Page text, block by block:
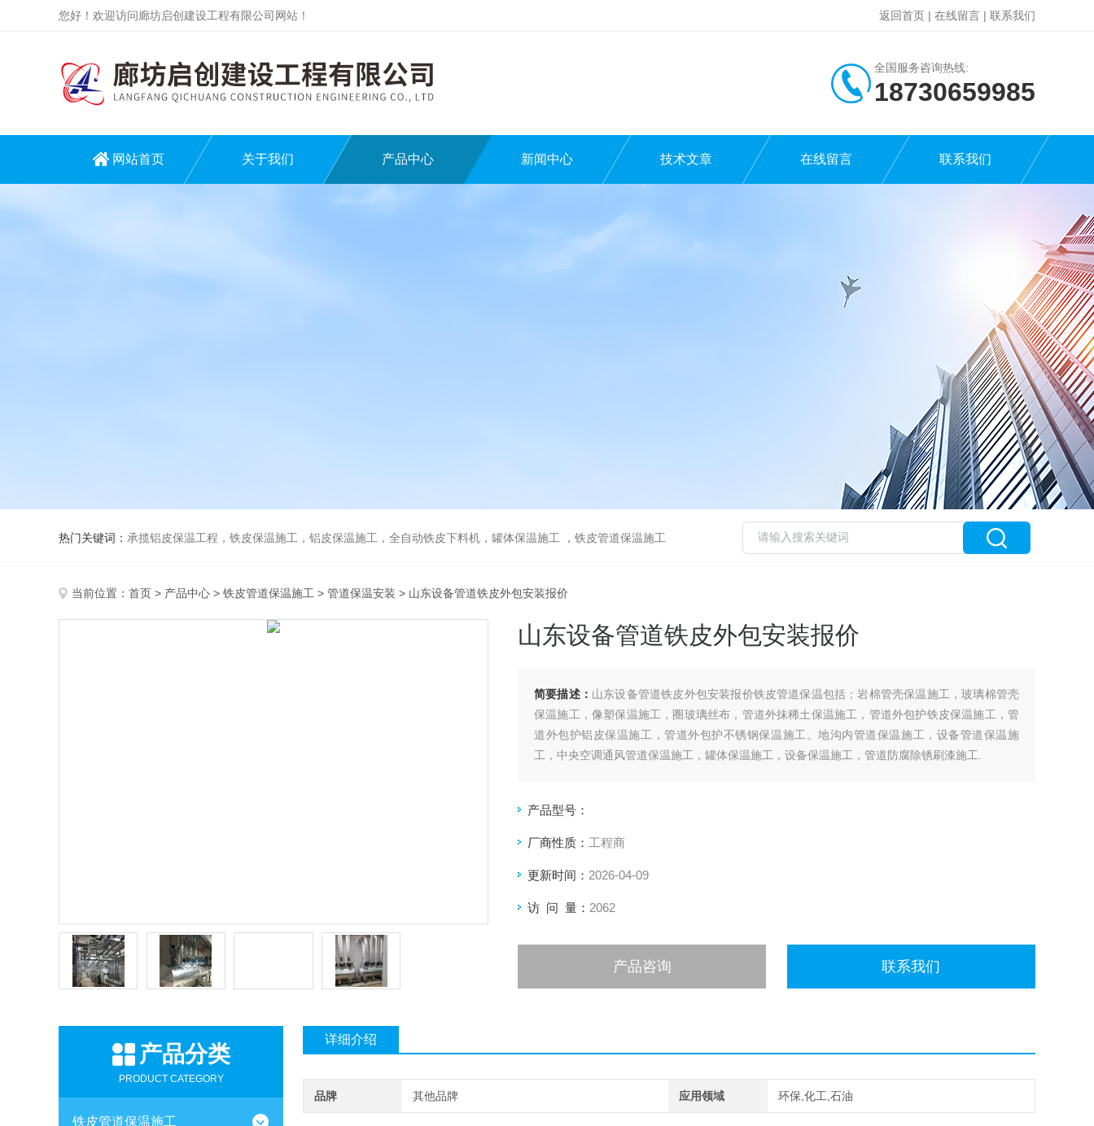
您好！欢迎访问廊坊启创建设工程有限公司网站！ 返回首页 | 在线留言 | 联系我们
全国服务咨询热线:
18730659985
网站首页 关于我们 产品中心 新闻中心 技术文章 在线留言 联系我们
热门关键词： 承揽铝皮保温工程，铁皮保温施工，铝皮保温施工，全自动铁皮下料机，罐体保温施工 ，铁皮管道保温施工
当前位置： 首页 > 产品中心 > 铁皮管道保温施工 > 管道保温安装 > 山东设备管道铁皮外包安装报价
山东设备管道铁皮外包安装报价
简要描述： 山东设备管道铁皮外包安装报价铁皮管道保温包括；岩棉管壳保温施工，玻璃棉管壳
保温施工，像塑保温施工，圈玻璃丝布，管道外抹稀土保温施工，管道外包护铁皮保温施工，管
道外包护铝皮保温施工，管道外包护不锈钢保温施工。地沟内管道保温施工，设备管道保温施
工，中央空调通风管道保温施工，罐体保温施工，设备保温施工，管道防腐除锈刷漆施工.
产品型号：
厂商性质： 工程商
更新时间： 2026-04-09
访 问 量： 2062
产品咨询 联系我们
产品分类
PRODUCT CATEGORY
铁皮管道保温施工
详细介绍
品牌 其他品牌 应用领域 环保,化工,石油